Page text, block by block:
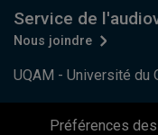
UQAM - Université du
Service de
Nous joindre
Préférences